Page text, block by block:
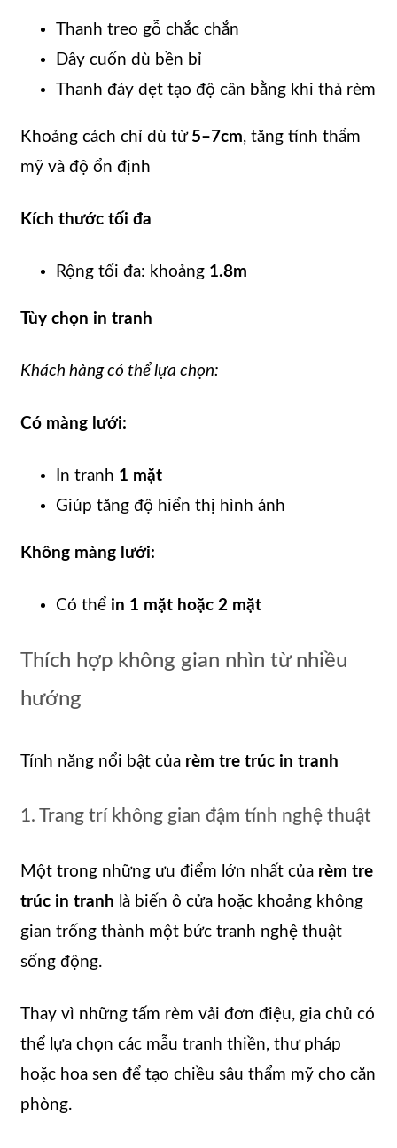
Thanh treo gỗ chắc chắn
Dây cuốn dù bền bỉ
Thanh đáy dẹt tạo độ cân bằng khi thả rèm
Khoảng cách chỉ dù từ 5–7cm, tăng tính thẩm
mỹ và độ ổn định
Kích thước tối đa
Rộng tối đa: khoảng 1.8m
Tùy chọn in tranh
Khách hàng có thể lựa chọn:
Có màng lưới:
In tranh 1 mặt
Giúp tăng độ hiển thị hình ảnh
Không màng lưới:
Có thể in 1 mặt hoặc 2 mặt
Thích hợp không gian nhìn từ nhiều
hướng
Tính năng nổi bật của rèm tre trúc in tranh
1. Trang trí không gian đậm tính nghệ thuật
Một trong những ưu điểm lớn nhất của rèm tre
trúc in tranh là biến ô cửa hoặc khoảng không
gian trống thành một bức tranh nghệ thuật
sống động.
Thay vì những tấm rèm vải đơn điệu, gia chủ có
thể lựa chọn các mẫu tranh thiền, thư pháp
hoặc hoa sen để tạo chiều sâu thẩm mỹ cho căn
phòng.